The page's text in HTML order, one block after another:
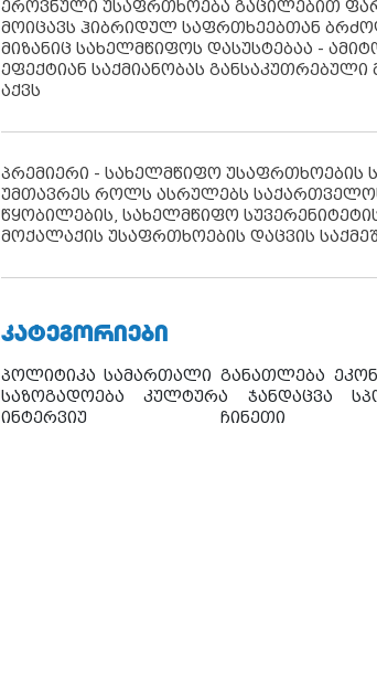
ეროვნული უსაფრთხოება გაცილებით
მოიცავს ჰიბრიდულ საფრთხეებთან
მიზანიც სახელმწიფოს დასუსტებაა -
ეფექტიან საქმიანობას განსაკუთრებული
აქვს
პრემიერი - სახელმწიფო უსაფრთხოების
უმთავრეს როლს ასრულებს
წყობილების, სახელმწიფო
მოქალაქის უსაფრთხოების დაცვის
ᲙᲐᲢᲔᲒᲝᲠᲘᲔᲑᲘ
პოლიტიკა სამართალი განათლება
საზოგადოება
კულტურა ჯანდაცვა
ინტერვიუ
ჩინეთი